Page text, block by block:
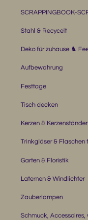
SCRAPPINGBOOK-
Stahl & Recycelt
Deko für zuhause ♞
Aufbewahrung
Festtage
Tisch decken
Kerzen & Kerzenständer
Trinkgläser & Flaschen
Garten & Floristik
Laternen & Windlichter
Zauberlampen
Schmuck,